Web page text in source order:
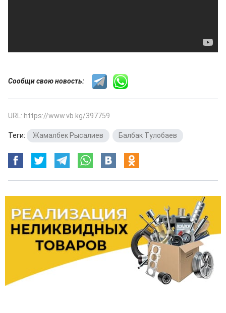
Сообщи свою новость:
URL: https://www.vb.kg/397759
Теги: Жамалбек Рысалиев Балбак Тулобаев